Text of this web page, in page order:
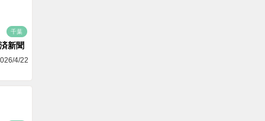
千葉
新聞
4/22